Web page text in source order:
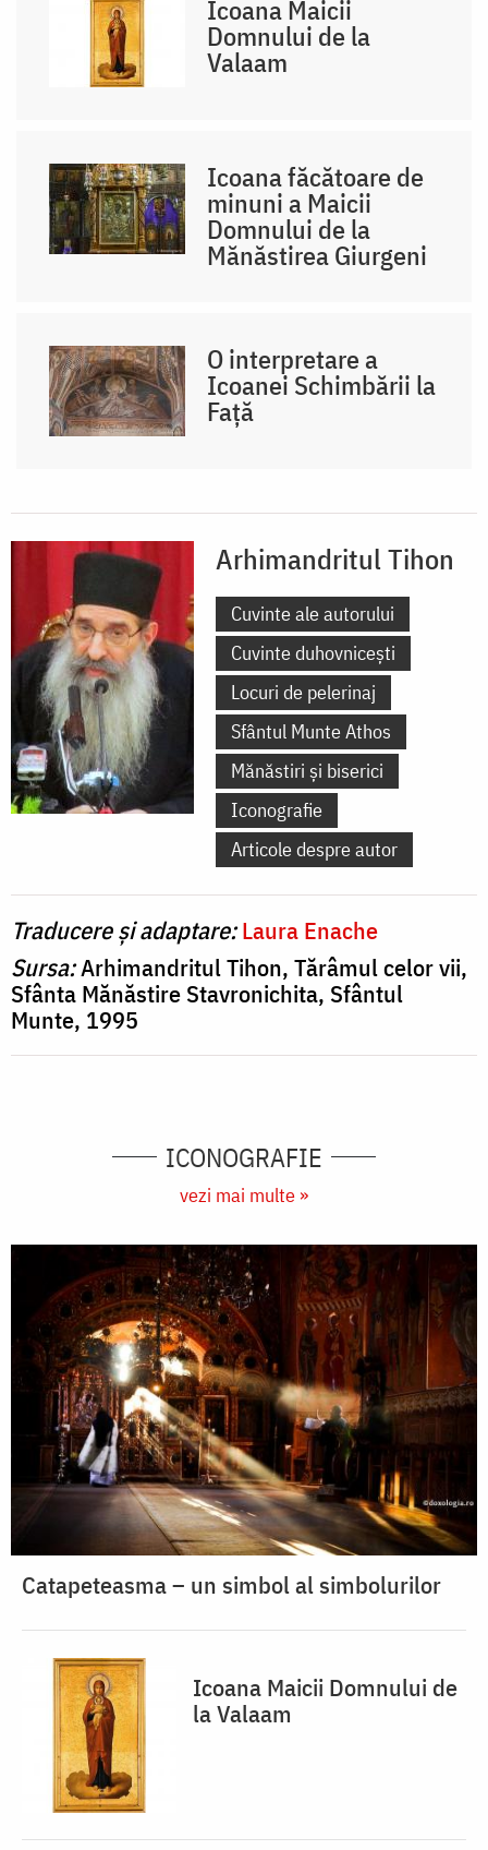
Icoana Maicii
Domnului de la
Valaam
Icoana făcătoare de
minuni a Maicii
Domnului de la
Mănăstirea Giurgeni
O interpretare a
Icoanei Schimbării la
Față
Arhimandritul Tihon
Cuvinte ale autorului
Cuvinte duhovnicești
Locuri de pelerinaj
Sfântul Munte Athos
Mănăstiri și biserici
Iconografie
Articole despre autor
Traducere și adaptare:Laura Enache
Sursa:Arhimandritul Tihon, Tărâmul celor vii,
Sfânta Mănăstire Stavronichita, Sfântul
Munte, 1995
ICONOGRAFIE
vezi mai multe »
Catapeteasma – un simbol al simbolurilor
Icoana Maicii Domnului de
la Valaam